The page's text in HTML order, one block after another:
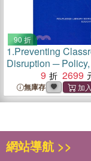
90 折
1.Preventing
Disruption ─
and Evaluation in
Schools
9 2699
無庫存
網站導航 >>